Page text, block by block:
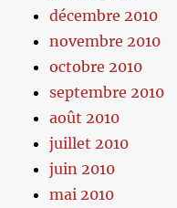
décembre 2010
novembre 2010
octobre 2010
septembre 2010
août 2010
juillet 2010
juin 2010
mai 2010